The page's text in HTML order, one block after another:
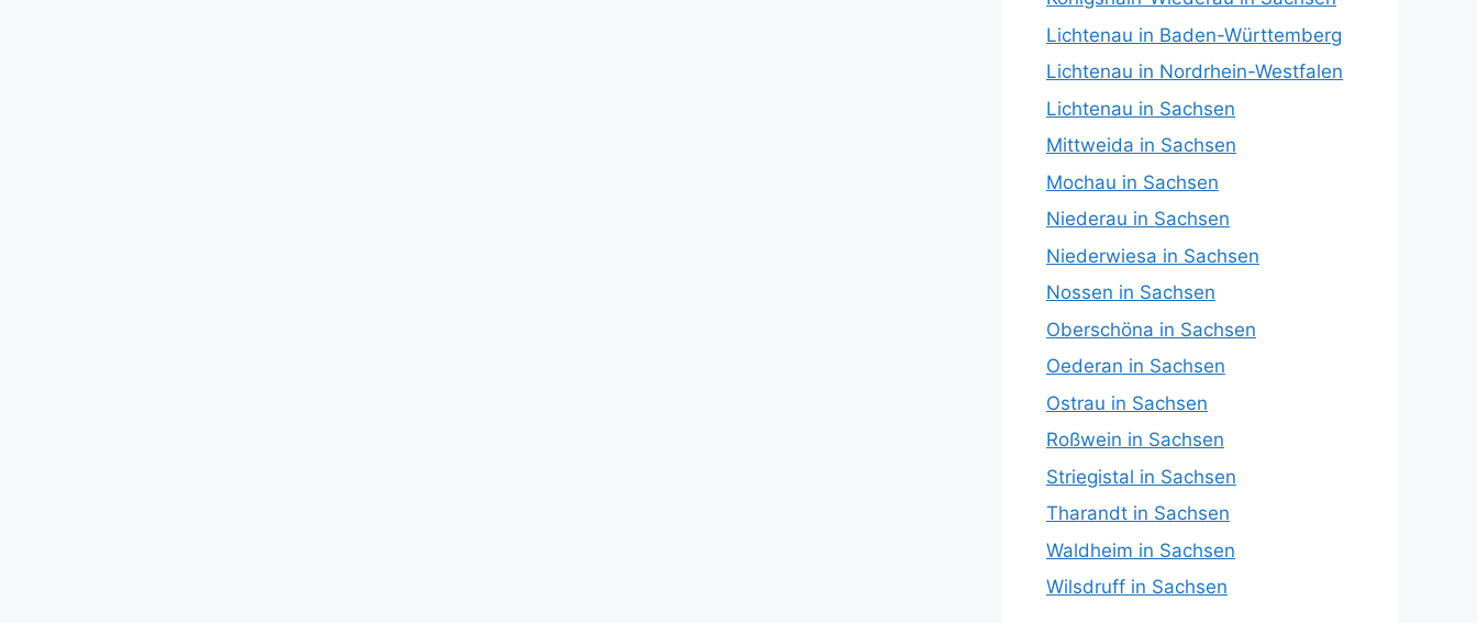
Lichtenau in Baden-Württemberg
Lichtenau in Nordrhein-Westfalen
Lichtenau in Sachsen
Mittweida in Sachsen
Mochau in Sachsen
Niederau in Sachsen
Niederwiesa in Sachsen
Nossen in Sachsen
Oberschöna in Sachsen
Oederan in Sachsen
Ostrau in Sachsen
Roßwein in Sachsen
Striegistal in Sachsen
Tharandt in Sachsen
Waldheim in Sachsen
Wilsdruff in Sachsen